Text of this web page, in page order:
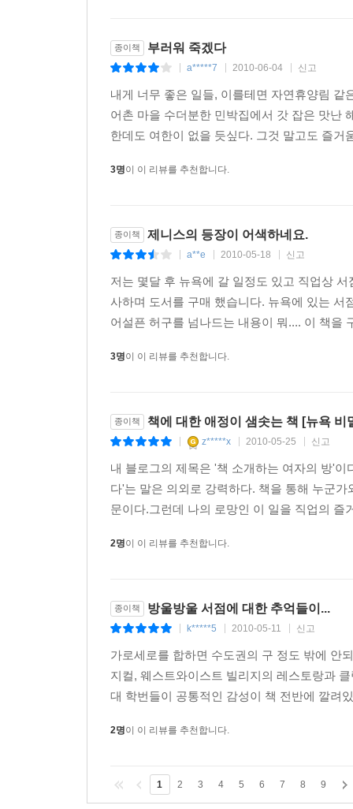
뉴욕 서점에 관한 기록을 남기기 위해, 매년 3
유일무이한 뉴욕 서점 가이드를 완성했다. 뉴
직원들과 나눈 대화는 뉴욕의 독특한 문화를 생생
대자본에 맞서, 나름의 방식으로 커뮤니티를 만
솟아나는 것을 느낄 수 있다. 어린 시절 밤새 문고
소수의 생명력을 일깨워준다.
책과의 만남은 서점에서 이루어진다. 똑같은 진
그러나 뉴욕에는 자신들만의 방식으로 책을
순례하고 있는 중이다. 처음엔 의뢰받은 일일 뿐
_p.152
뉴욕의 카오스를 느낄 수 있는 세계 최고의 중고
체 게바라식의 게릴라 서점 Unoppressive Non-
미국 만화책의 요람 Midtown Comics p.65
연극인들의 오아시스 The Drama Book Shop p.65
뉴욕 최대의 희귀본 중고 서점 Argosy Bookstore
비주얼에 관한 책은 모두 이곳에 Archiviabooks
금방이라도 빵이 구워져 나올 것 같은 Bonnie
절망에 빠지더라도 다시 일어설 수 있는 안식처
진보적인 서점에서 지역 커뮤니티로 거듭나다
아방가르드 사진 전문 서점 Dashwood Bookshop
: 전문 서점에서 추천하는 보석 같은 책들
사라진다면 어떤 책 세 권을 구하겠느냐”고 묻는
종이책 부러워 죽겠다
a*****7 2010-06-04 신고
내게 너무 좋은 일들, 이를테면 자연휴양림
어촌 마을 수더분한 민박집에서 갓 잡은 맛난
한데도 여한이 없을 듯싶다. 그것 말고도 즐
3명이 이 리뷰를 추천합니다.
종이책 제니스의 등장이 어색하네요.
a**e 2010-05-18 신고
저는 몇달 후 뉴욕에 갈 일정도 있고 직업상
사하며 도서를 구매 했습니다. 뉴욕에 있는 서
어설픈 허구를 넘나드는 내용이 뭐.... 이 책을
3명이 이 리뷰를 추천합니다.
종이책 책에 대한 애정이 샘솟는 책 [뉴욕 비
z*****x 2010-05-25 신고
내 블로그의 제목은 '책 소개하는 여자의 방'
다'는 말은 의외로 강력하다. 책을 통해 누군
문이다.그런데 나의 로망인 이 일을 직업의
2명이 이 리뷰를 추천합니다.
종이책 방울방울 서점에 대한 추억들이...
k*****5 2010-05-11 신고
가로세로를 합하면 수도권의 구 정도 밖에 안
지컬, 웨스트와이스트 빌리지의 레스토랑과
대 학번들이 공통적인 감성이 책 전반에 깔려
2명이 이 리뷰를 추천합니다.
1 2 3 4 5 6 7 8 9